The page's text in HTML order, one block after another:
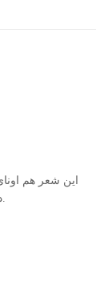
این شعر هم
دونم چرا این قدر کم اونا رو منتشر می کنی.